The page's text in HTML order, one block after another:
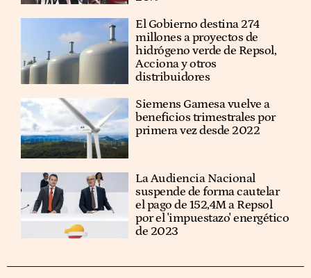
El Gobierno destina 274
millones a proyectos de
hidrógeno verde de Repsol,
Acciona y otros
distribuidores
Siemens Gamesa vuelve a
beneficios trimestrales por
primera vez desde 2022
La Audiencia Nacional
suspende de forma cautelar
el pago de 152,4M a Repsol
por el 'impuestazo' energético
de 2023